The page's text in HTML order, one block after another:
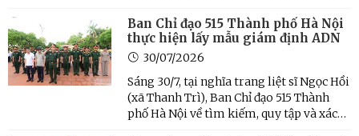
UBND phường Tây Tựu tổ chức Lễ dâng
hương và triển khai lấy mẫu hài cốt liệt
sĩ chưa xác định ...
Ban Chỉ đạo 515 Thành phố Hà Nội
thực hiện lấy mẫu giám định ADN
30/07/2026
Sáng 30/7, tại nghĩa trang liệt sĩ Ngọc Hồi
(xã Thanh Trì), Ban Chỉ đạo 515 Thành
phố Hà Nội về tìm kiếm, quy tập và xác